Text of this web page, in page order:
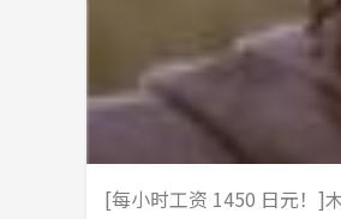
[每小时工资 1450 日元！]